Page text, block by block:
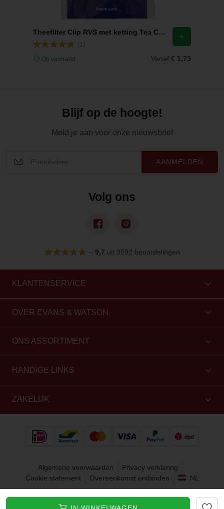
Theefilter Clip RVS met ketting Tea Click Finum
Op voorraad Vanaf € 1,73
Blijf op de hoogte!
Meld je aan voor onze nieuwsbrief
AANMELDEN
Volg ons
– 9,7 uit 3592 beoordelingen
KLANTENSERVICE
OVER EVANS & WATSON
ONS ASSORTIMENT
HANDIGE LINKS
ZAKELIJK
Algemene voorwaarden
Privacy verklaring
Cookie statement
Overeenkomst ontbinden NL
Copyright 2010 - 2026 Evans & Watson. Alle rechten